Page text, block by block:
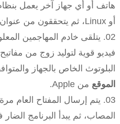
أو Linux، ثم يتحققون من عنوان محول البلوتوث.
يتلقى خادم المهاجمين
فيديو قوية لتوليد زوج من
البلوتوث الخاص بالجهاز
الموقع من Apple.
يتم إرسال المفتاح العام
المصاب، ثم يبدأ البرنامج